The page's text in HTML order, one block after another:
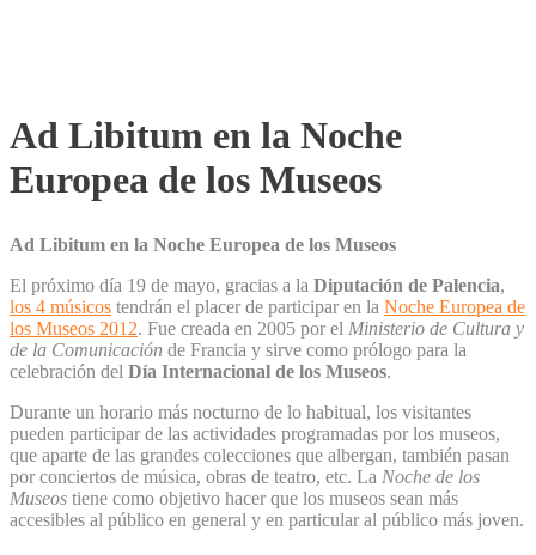
Ad Libitum en la Noche
Europea de los Museos
Ad Libitum en la Noche Europea de los Museos
El próximo día 19 de mayo, gracias a la Diputación de Palencia,
los 4 músicos tendrán el placer de participar en la Noche Europea de
los Museos 2012. Fue creada en 2005 por el Ministerio de Cultura y
de la Comunicación de Francia y sirve como prólogo para la
celebración del Día Internacional de los Museos.
Durante un horario más nocturno de lo habitual, los visitantes
pueden participar de las actividades programadas por los museos,
que aparte de las grandes colecciones que albergan, también pasan
por conciertos de música, obras de teatro, etc. La Noche de los
Museos tiene como objetivo hacer que los museos sean más
accesibles al público en general y en particular al público más joven.